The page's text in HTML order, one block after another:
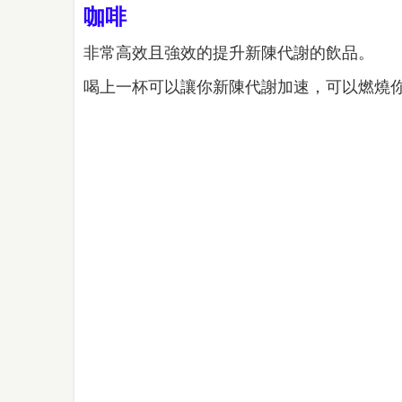
咖啡
非常高效且強效的提升新陳代謝的飲品。
喝上一杯可以讓你新陳代謝加速，可以燃燒